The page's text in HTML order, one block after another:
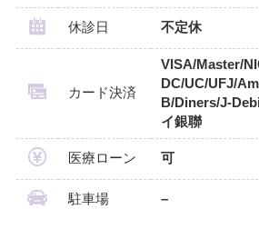
休診日 不定休
カード決済
VISA/Master/
DC/UC/UFJ/
B/Diners/J-
イ銀聯
医療ローン 可
駐車場 –